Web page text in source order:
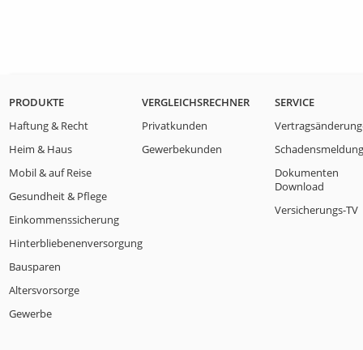
PRODUKTE
Haftung & Recht
Heim & Haus
Mobil & auf Reise
Gesundheit & Pflege
Einkommenssicherung
Hinterbliebenenversorgung
Bausparen
Altersvorsorge
Gewerbe
VERGLEICHSRECHNER
Privatkunden
Gewerbekunden
SERVICE
Schadensmeldung
Dokumenten
Download
Versicherungs-TV